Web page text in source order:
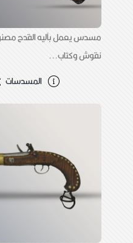
مسدس يعمل بآليه القدح
نقوش وكتاب...
المسدسات